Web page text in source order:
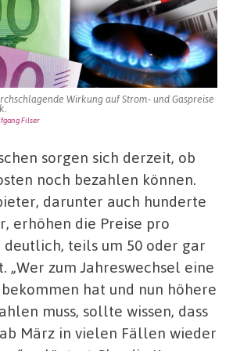
Wirkung auf Strom- und Gaspreise
Filser
sorgen sich derzeit, ob
noch bezahlen können.
darunter auch hunderte
erhöhen die Preise pro
teils um 50 oder gar
„Wer zum Jahreswechsel eine
hat und nun höhere
muss, sollte wissen, dass
März in vielen Fällen wieder